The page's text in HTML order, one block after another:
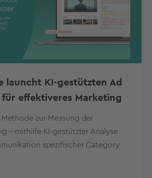
launcht KI-gestützten Ad
effektiveres Marketing
zur Messung der
– mithilfe KI-gestützter Analyse
spezifischer Category